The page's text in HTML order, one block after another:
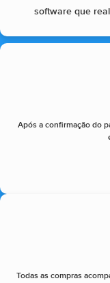
software que
Após a confirmação do
Todas as compras